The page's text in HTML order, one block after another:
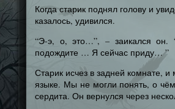
Когда старик поднял голову и
казалось, удивился.
“Э-э, о, это…”, – заикался
подождите … Я сейчас приду… ”
Старик исчез в задней комнате,
языке. Мы не могли понять, о
сердита. Он вернулся через